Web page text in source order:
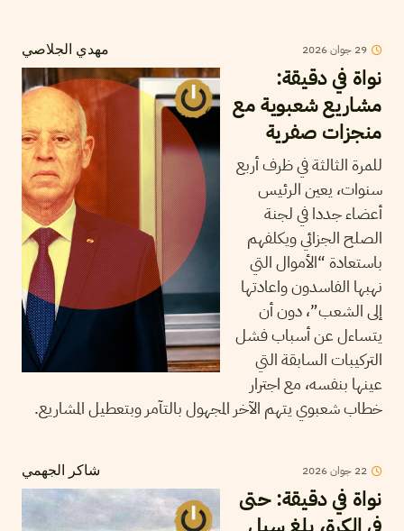
مهدي الجلاصي 29 جوان2026
نواة في دقيقة:
مشاريع شعبوية مع
منجزات صفرية
للمرة الثالثة في ظرف أربع
سنوات، يعين الرئيس
أعضاء جددا في لجنة
الصلح الجزائي ويكلفهم
باستعادة “الأموال التي
نهبها الفاسدون واعادتها
إلى الشعب”، دون أن
يتساءل عن أسباب فشل
التركيبات السابقة التي
عينها بنفسه، مع اجترار
خطاب شعبوي يتهم الآخر المجهول بالتآمر وبتعطيل المشاريع.
شاكر الجهمي 22 جوان2026
نواة في دقيقة: حتى